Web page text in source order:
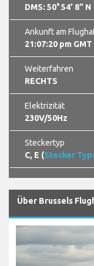
DMS: 50° 54’ 8" N
Ankunft am
21:07:22 pm
Weiterfahren
RECHTS
Elektrizität
230V/50Hz
Steckertyp
C, E (Stecker
Über Brussels